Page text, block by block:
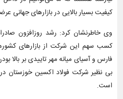
کیفیت بسیار بالایی در بازارهای جهانی
وی خاطرنشان کرد: رشد روزافزون
کسب سهم این شرکت از بازارهای
فارس و آسیای میانه مهر تاییدی بر
بی نظیر شرکت فولاد اکسین خوزستان
است.